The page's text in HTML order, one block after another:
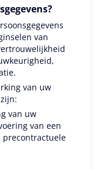
van
van uw
van uw
van een